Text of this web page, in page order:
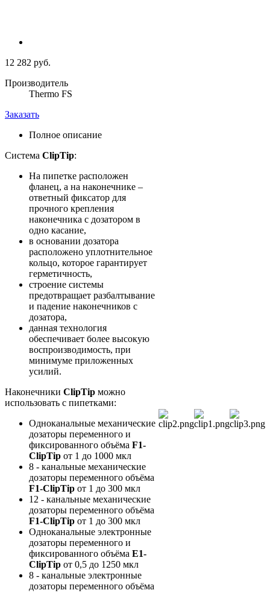
12 282 руб.
Производитель
Thermo FS
Заказать
Полное описание
Система ClipTip:
На пипетке расположен
фланец, а на наконечнике –
ответный фиксатор для
прочного крепления
наконечника с дозатором в
одно касание,
в основании дозатора
расположено уплотнительное
кольцо, которое гарантирует
герметичность,
строение системы
предотвращает разбалтывание
и падение наконечников с
дозатора,
данная технология
обеспечивает более высокую
воспроизводимость, при
минимуме приложенных
усилий.
Наконечники ClipTip можно
использовать с пипетками:
Одноканальные механические
дозаторы переменного и
фиксированного объёма F1-
ClipTip от 1 до 1000 мкл
8 - канальные механические
дозаторы переменного объёма
F1-ClipTip от 1 до 300 мкл
12 - канальные механические
дозаторы переменного объёма
F1-ClipTip от 1 до 300 мкл
Одноканальные электронные
дозаторы переменного и
фиксированного объёма Е1-
ClipTip от 0,5 до 1250 мкл
8 - канальные электронные
дозаторы переменного объёма